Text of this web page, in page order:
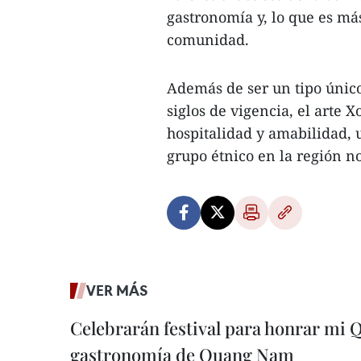
gastronomía y, lo que es
comunidad.
Además de ser un tipo
siglos de vigencia, el arte
hospitalidad y amabilidad,
grupo étnico en la región
VER MÁS
Celebrarán festival para honrar mi
gastronomía de Quang Nam